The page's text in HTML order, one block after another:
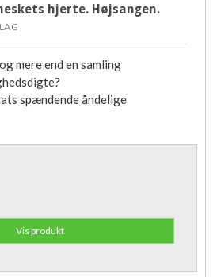
hjerte. Højsangen.
mere end en samling
spændende åndelige
Vis produkt